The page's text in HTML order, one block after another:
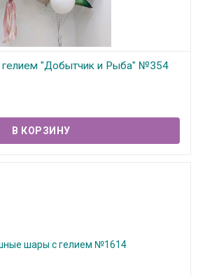
"Добытчик и Рыба" №354